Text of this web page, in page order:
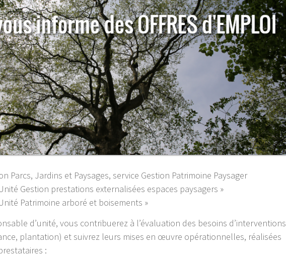
Parcs, Jardins et Paysages, service Gestion Patrimoine Paysager
Gestion prestations externalisées espaces paysagers »
Patrimoine arboré et boisements »
d’unité, vous contribuerez à l’évaluation des besoins d’interventions
plantation) et suivrez leurs mises en œuvre opérationnelles, réalisées
: